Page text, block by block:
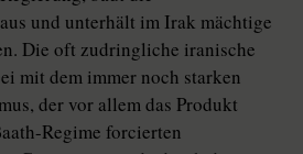
und unterhält im Irak mächtige
Die oft zudringliche iranische
mit dem immer noch starken
der vor allem das Produkt
Regime forcierten